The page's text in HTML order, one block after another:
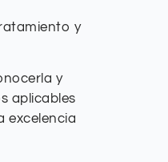
y
y
aplicables
excelencia